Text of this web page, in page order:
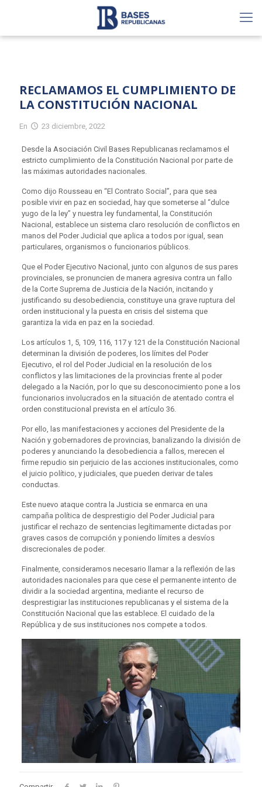
RECLAMAMOS EL CUMPLIMIENTO DE
LA CONSTITUCIÓN NACIONAL
En 23 diciembre, 2022
Desde la Asociación Civil Bases Republicanas reclamamos el
estricto cumplimiento de la Constitución Nacional por parte de
las máximas autoridades nacionales.
Como dijo Rousseau en “El Contrato Social”, para que sea
posible vivir en paz en sociedad, hay que someterse al “dulce
yugo de la ley” y nuestra ley fundamental, la Constitución
Nacional, establece un sistema claro resolución de conflictos en
manos del Poder Judicial que aplica a todos por igual, sean
particulares, organismos o funcionarios públicos.
Que el Poder Ejecutivo Nacional, junto con algunos de sus pares
provinciales, se pronuncien de manera agresiva contra un fallo
de la Corte Suprema de Justicia de la Nación, incitando y
justificando su desobediencia, constituye una grave ruptura del
orden institucional y la puesta en crisis del sistema que
garantiza la vida en paz en la sociedad.
Los artículos 1, 5, 109, 116, 117 y 121 de la Constitución Nacional
determinan la división de poderes, los límites del Poder
Ejecutivo, el rol del Poder Judicial en la resolución de los
conflictos y las limitaciones de la provincias frente al poder
delegado a la Nación, por lo que su desconocimiento pone a los
funcionarios involucrados en la situación de atentado contra el
orden constitucional prevista en el artículo 36.
Por ello, las manifestaciones y acciones del Presidente de la
Nación y gobernadores de provincias, banalizando la división de
poderes y anunciando la desobediencia a fallos, merecen el
firme repudio sin perjuicio de las acciones institucionales, como
el juicio político, y judiciales, que pueden derivar de tales
conductas.
Este nuevo ataque contra la Justicia se enmarca en una
campaña política de desprestigio del Poder Judicial para
justificar el rechazo de sentencias legítimamente dictadas por
graves casos de corrupción y poniendo límites a desvíos
discrecionales de poder.
Finalmente, consideramos necesario llamar a la reflexión de las
autoridades nacionales para que cese el permanente intento de
dividir a la sociedad argentina, mediante el recurso de
desprestigiar las instituciones republicanas y el sistema de la
Constitución Nacional que las establece. El cuidado de la
República y de sus instituciones nos compete a todos.